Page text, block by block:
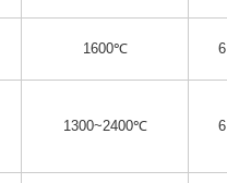
1600℃
1300~2400℃